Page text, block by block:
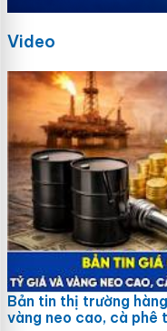
Video
Bản tin thị trường
vàng neo cao, cà phê